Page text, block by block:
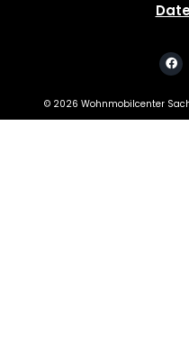
© 2026 Wohnmobilcenter